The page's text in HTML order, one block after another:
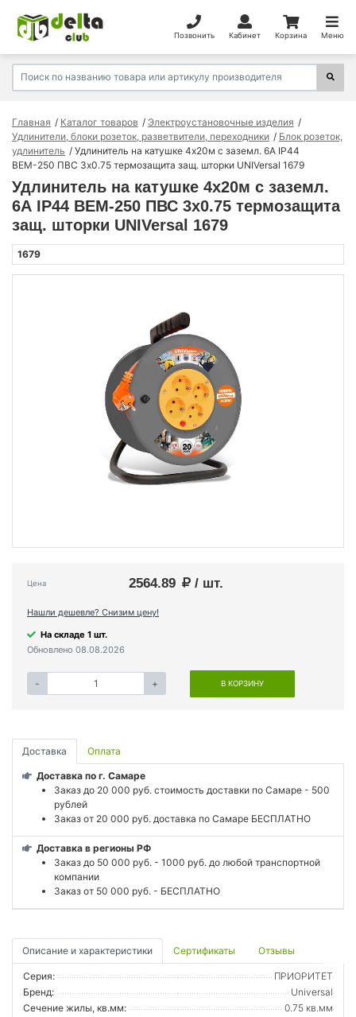
Позвонить Кабинет Корзина Меню
Главная Каталог товаров
Электроустановочные изделия
Удлинители, блоки розеток, разветвители, переходники
Блок розеток,
удлинитель
Удлинитель на катушке 4х20м с заземл. 6А IP44
ВЕМ-250 ПВС 3х0.75 термозащита защ. шторки UNIVersal 1679
Удлинитель на катушке 4х20м с заземл.
6А IP44 ВЕМ-250 ПВС 3х0.75 термозащита
защ. шторки UNIVersal 1679
1679
Цена 2564.89 / шт.
Нашли дешевле? Снизим цену!
На складе 1 шт.
Обновлено 08.08.2026
- + В КОРЗИНУ
Доставка Оплата
Доставка по г. Самаре
Заказ до 20 000 руб. стоимость доставки по Самаре - 500
рублей
Заказ от 20 000 руб. доставка по Самаре БЕСПЛАТНО
Доставка в регионы РФ
Заказ до 50 000 руб. - 1000 руб. до любой транспортной
компании
Заказ от 50 000 руб. - БЕСПЛАТНО
Описание и характеристики Сертификаты Отзывы
Серия:
ПРИОРИТЕТ
Бренд:
Universal
Сечение жилы, кв.мм:
0.75 кв.мм